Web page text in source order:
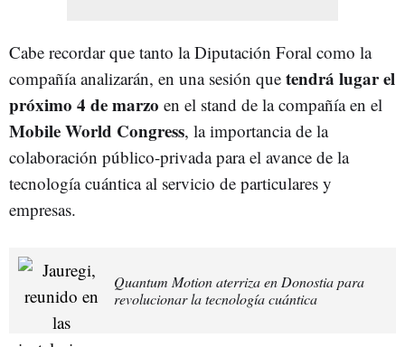
Cabe recordar que tanto la Diputación Foral como la
compañía analizarán, en una sesión que tendrá lugar el
próximo 4 de marzo en el stand de la compañía en el
Mobile World Congress, la importancia de la
colaboración público-privada para el avance de la
tecnología cuántica al servicio de particulares y
empresas.
Quantum Motion aterriza en Donostia para
revolucionar la tecnología cuántica